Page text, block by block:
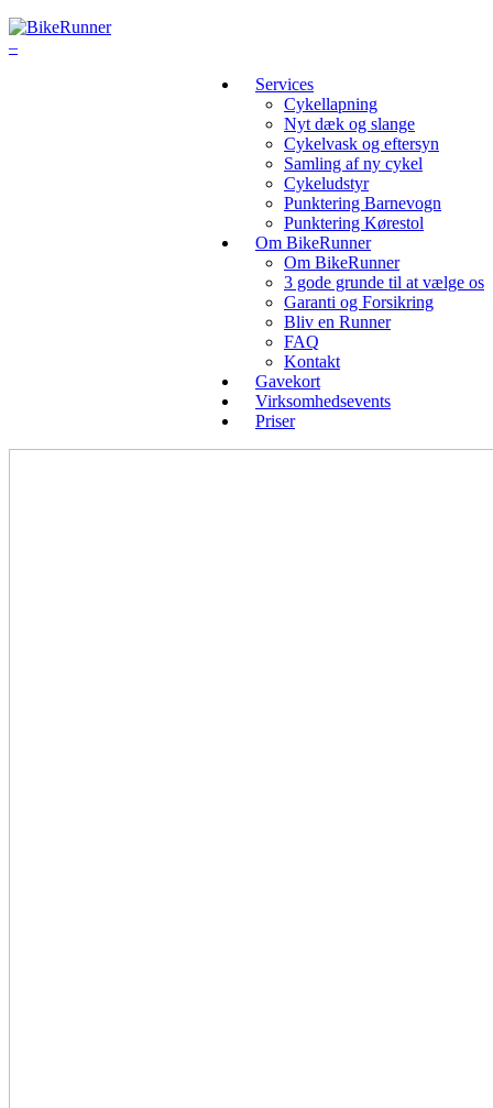
Services
Cykellapning
Nyt dæk og slange
Cykelvask og eftersyn
Samling af ny cykel
Cykeludstyr
Punktering Barnevogn
Punktering Kørestol
Om BikeRunner
Om BikeRunner
3 gode grunde til at vælge os
Garanti og Forsikring
Bliv en Runner
FAQ
Kontakt
Gavekort
Virksomhedsevents
Priser